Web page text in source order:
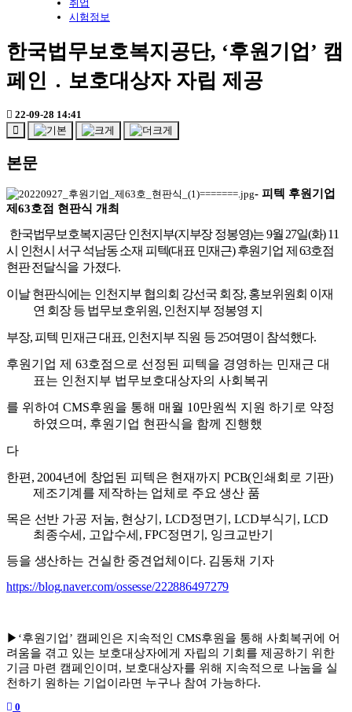
취업
시험정보
한국법무보호복지공단, ‘후원기업’ 캠
페인 ․ 보호대상자 자립 제공
22-09-28 14:41
본문
- 피텍 후원기업
제 63호점 현판식 개최
한국법무보호복지공단 인천지부(지부장 정봉영)는9월 27일(화) 11
시 인천시 서구 석남동 소재 피텍(대표 민재근)후원기업 제63호점
현판 전달식을 가졌다.
이날 현판식에는 인천지부 협의회 강선국 회장, 홍보위원회 이재
연 회장등 법무보호위원, 인천지부 정봉영 지
부장, 피텍 민재근 대표, 인천지부 직원 등 25여명이 참석했다.
후원기업 제 63호점으로 선정된 피텍을 경영하는 민재근 대
표는 인천지부 법무보호대상자의 사회복귀
를 위하여 CMS후원을 통해 매월 10만원씩 지원 하기로 약정
하였으며 , 후원기업 현판식을 함께 진행했
다
한편 , 2004년에 창업된 피텍은 현재까지 PCB(인쇄회로 기판)
제조기계를 제작하는 업체로 주요 생산 품
목은 선반 가공 저눔, 현상기 , LCD정면기 , LCD부식기 , LCD
최종수세 , 고압수세 , FPC정면기 , 잉크 교반기
등을 생산하는 건실한 중견업체이다. 김동채 기자
https://blog.naver.com/ossesse/222886497279
▶ ‘후원기업’ 캠페인은 지속적인 CMS후원을 통해 사회복귀에 어
려움을 겪고 있는 보호대상자에게 자립의 기회를 제공하기 위한
기금 마련 캠페인이며 , 보호대상자를 위해 지속적으로 나눔을 실
천하기 원하는 기업이라면 누구나 참여 가능하다.
0